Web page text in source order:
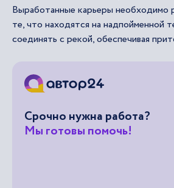
Выработанные карьеры необходимо
те, что находятся на надпойменной
соединять с рекой, обеспечивая
Срочно нужна работа?
Мы готовы помочь!